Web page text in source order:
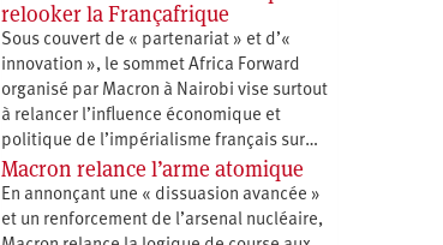
relooker la Françafrique
Sous couvert de « partenariat » et d’«
innovation », le sommet Africa Forward
organisé par Macron à Nairobi vise surtout
à relancer l’influence économique et
politique de l’impérialisme français sur…
Macron relance l’arme atomique
En annonçant une « dissuasion avancée »
et un renforcement de l’arsenal nucléaire,